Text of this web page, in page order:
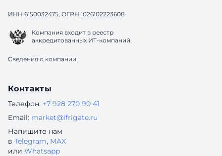
ИНН 6150032475, ОГРН 1026102223608
Компания входит в реестр
аккредитованных ИТ-компаний.
Сведения о компании
Контакты
Телефон: +7 928 270 90 41
Email: market@ifrigate.ru
Напишите нам
в Telegram, MAX
или Whatsapp